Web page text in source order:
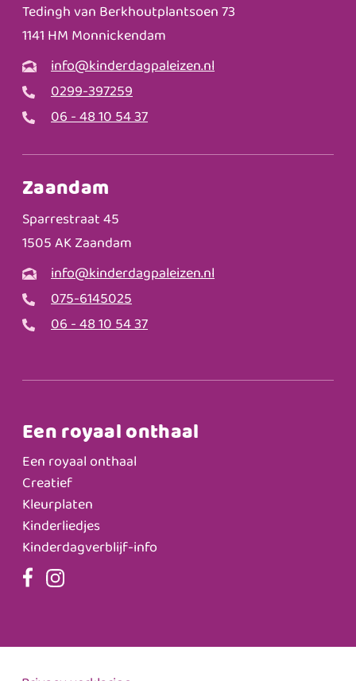
Tedingh van Berkhoutplantsoen 73
1141 HM Monnickendam
info@kinderdagpaleizen.nl
0299-397259
06 - 48 10 54 37
Zaandam
Sparrestraat 45
1505 AK Zaandam
info@kinderdagpaleizen.nl
075-6145025
06 - 48 10 54 37
Een royaal onthaal
Een royaal onthaal
Creatief
Kleurplaten
Kinderliedjes
Kinderdagverblijf-info